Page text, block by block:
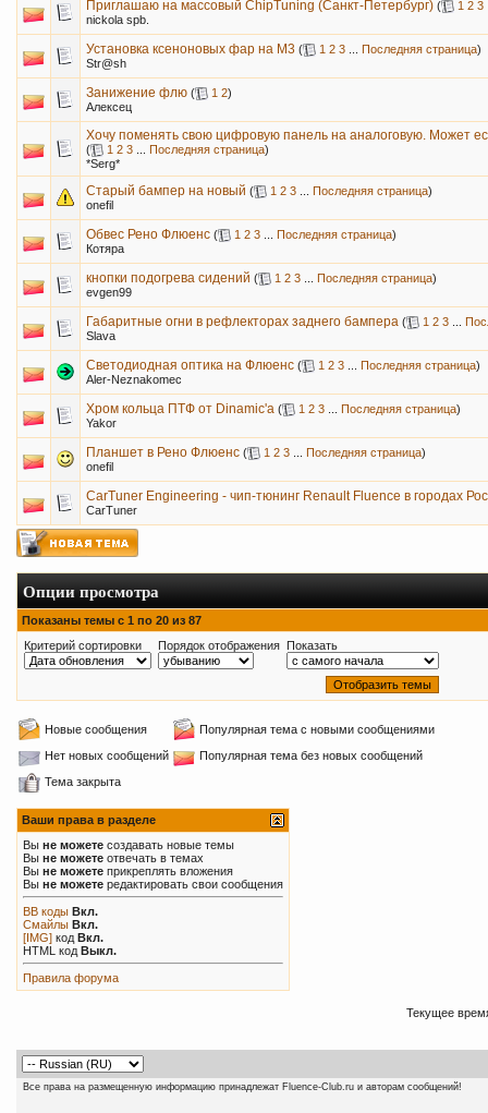
Приглашаю на массовый ChipTuning (Санкт-Петербург) ( 1 2 3
nickola spb.
Установка ксеноновых фар на М3 ( 1 2 3 Последняя страница)
Str@sh
Занижение флю ( 1 2)
Алексец
Хочу поменять свою цифровую панель на аналоговую. Может
( 1 2 3 Последняя страница)
*Serg*
Старый бампер на новый ( 1 2 3 Последняя страница)
onefil
Обвес Рено Флюенс ( 1 2 3 Последняя страница)
Котяра
кнопки подогрева сидений ( 1 2 3 Последняя страница)
evgen99
Габаритные огни в рефлекторах заднего бампера ( 1 2 3
Slava
Светодиодная оптика на Флюенс ( 1 2 3 Последняя страница)
Aler-Neznakomec
Хром кольца ПТФ от Dinamic'a ( 1 2 3 Последняя страница)
Yakor
Планшет в Рено Флюенс ( 1 2 3 Последняя страница)
onefil
CarTuner Engineering - чип-тюнинг Renault Fluence в городах
CarTuner
Опции просмотра
Показаны темы с 1 по 20 из 87
Критерий сортировки
Порядок отображения Показать
Новые сообщения
Популярная тема с новыми сообщениями
Нет новых сообщений
Популярная тема без новых сообщений
Тема закрыта
Ваши права в разделе
Вы не можете создавать новые темы
Вы не можете отвечать в темах
Вы не можете прикреплять вложения
Вы не можете редактировать свои сообщения
BB коды Вкл.
Смайлы Вкл.
[IMG] код Вкл.
HTML код Выкл.
Правила форума
Текущее
Все права на размещенную информацию принадлежат Fluence-Club.ru и авторам сообщений!